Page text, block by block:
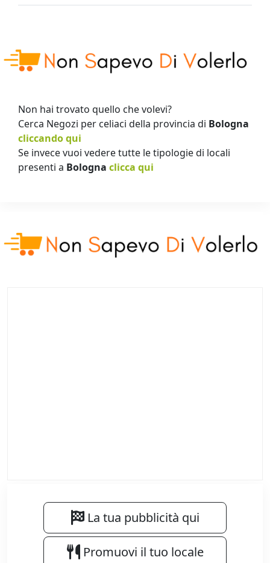
Non hai trovato quello che volevi?
Cerca Negozi per celiaci della provincia di Bologna
cliccando qui
Se invece vuoi vedere tutte le tipologie di locali
presenti a Bologna clicca qui
La tua pubblicità qui
Promuovi il tuo locale